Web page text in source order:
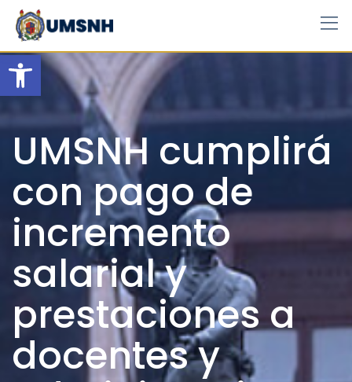
Open toolbar
Skip
content
UMSNH cumplirá
con pago de
incremento
salarial y
prestaciones a
docentes y